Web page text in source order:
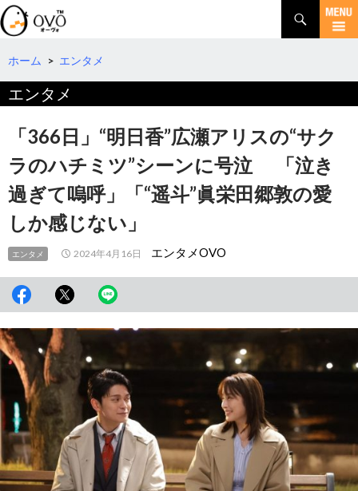
検
索
コ
テ
へ
ホーム > エンタメ
エンタメ
「366日」“明日香”広瀬アリスの“サク
ラのハチミツ”シーンに号泣 「泣き
過ぎて嗚呼」「“遥斗”眞栄田郷敦の愛
しか感じない」
エンタメ 2024年4月16日 エンタメOVO